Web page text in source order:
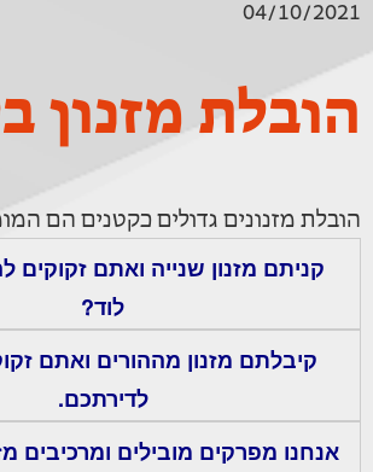
04/10/2021
הובלת מזנון
הובלת מזנונים גדולים כקטנים הם
קניתם מזנון שנייה ואתם זקוקים
לוד?
קיבלתם מזנון מההורים ואתם
לדירתכם.
אנחנו מפרקים מובילים ומרכיבים